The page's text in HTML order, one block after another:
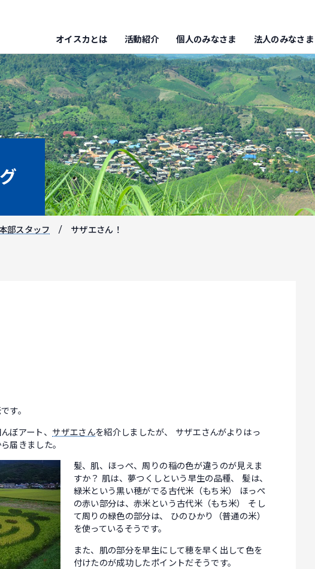
オイスカとは 活動紹介 個人のみなさま 法人のみなさま
部スタッフ サザエさん！
す。
ぼアート、 サザエさんを紹介しましたが、 サザエさんがよりはっ
届きました。
髪、肌、ほっぺ、周りの稲の色が違うのが見えま
すか？ 肌は、夢つくしという早生の品種、 髪は、
緑米という黒い穂がでる古代米（もち米） ほっぺ
の赤い部分は、赤米という古代米（もち米） そし
て周りの緑色の部分は、 ひのひかり（普通の米）
を使っているそうです。
また、肌の部分を早生にして穂を早く出して色を
付けたのが成功したポイントだそうです。